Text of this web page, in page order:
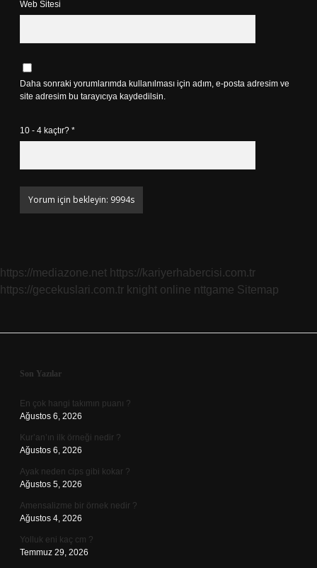
Web Sitesi
Daha sonraki yorumlarımda kullanılması için adım, e-posta adresim ve
site adresim bu tarayıcıya kaydedilsin.
10 - 4 kaçtır? *
https://mediazone.net https://kariyerhabercisi.com.tr
https://gecekuslari.com.tr knight online nttgame Sitemap
Sidebar
Son Yazılar
En çok hangi takımın puanı ?
Ağustos 6, 2026
Kur’an’ın ilk örneği nedir ?
Ağustos 6, 2026
Ayak neden cips gibi kokar ?
Ağustos 5, 2026
Amensalizme bir örnek nedir ?
Ağustos 4, 2026
Yolluk eni kaç cm ?
Temmuz 29, 2026